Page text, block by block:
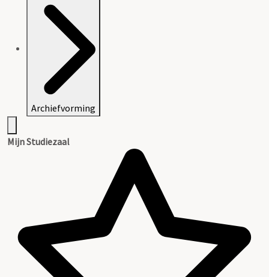
Archiefvorming
Mijn Studiezaal